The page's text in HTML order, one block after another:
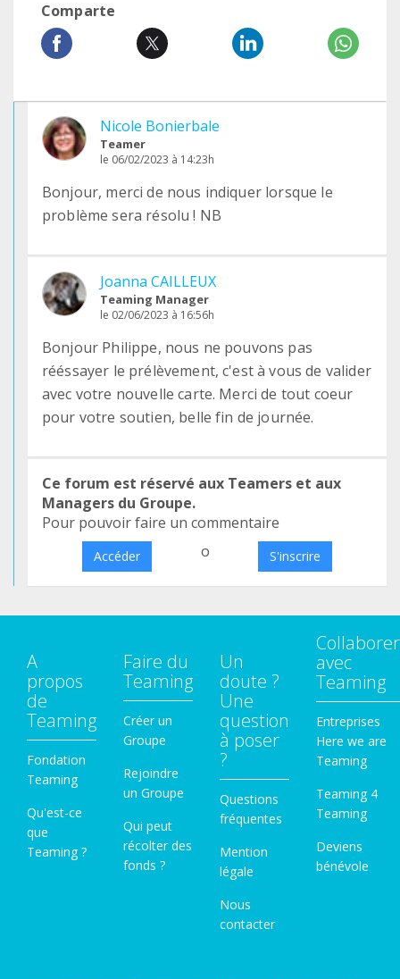
Comparte
Nicole Bonierbale
Teamer
le 06/02/2023 à 14:23h
Bonjour, merci de nous indiquer lorsque le
problème sera résolu ! NB
Joanna CAILLEUX
Teaming Manager
le 02/06/2023 à 16:56h
Bonjour Philippe, nous ne pouvons pas
rééssayer le prélèvement, c'est à vous de valider
avec votre nouvelle carte. Merci de tout coeur
pour votre soutien, belle fin de journée.
Ce forum est réservé aux Teamers et aux
Managers du Groupe.
Pour pouvoir faire un commentaire
Accéder o S'inscrire
A
propos
de
Teaming
Fondation
Teaming
Qu'est-ce
que
Teaming ?
Faire du
Teaming
Créer un
Groupe
Rejoindre
un Groupe
Qui peut
récolter des
fonds ?
Un
doute ?
Une
question
à poser
?
Questions
fréquentes
Mention
légale
Nous
contacter
Collaborer
avec
Teaming
Entreprises
Here we are
Teaming
Teaming 4
Teaming
Deviens
bénévole